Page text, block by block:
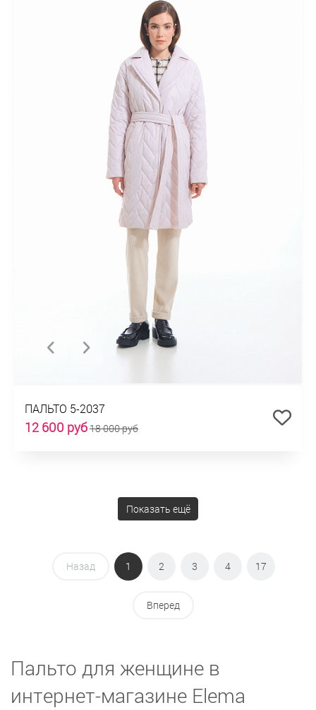
ПАЛЬТО 5-2037
12 600 руб18 000 руб
Показать ещё
Назад 1 2 3 4 17
Вперед
Пальто для женщине в
интернет-магазине Elema